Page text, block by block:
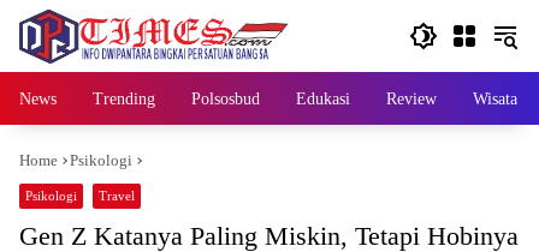
content
News Trending Polsosbud Edukasi Review Wisata
Home Psikologi
Psikologi Travel
Gen Z Katanya Paling Miskin, Tetapi Hobinya